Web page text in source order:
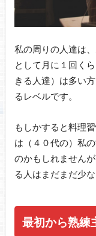
私の周りの人達は
として月に１回く
きる人達）は多い
るレベルです。
もしかすると料理
は（４０代の）私
のかもしれません
る人はまだまだ少
最初から熟練